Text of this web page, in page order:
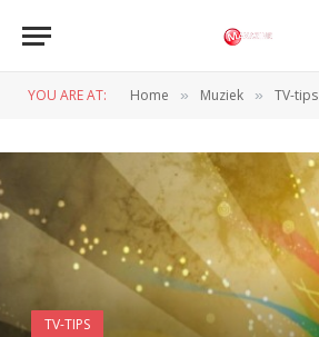
YOU ARE AT: Home » Muziek » TV-tips
TV-TIPS